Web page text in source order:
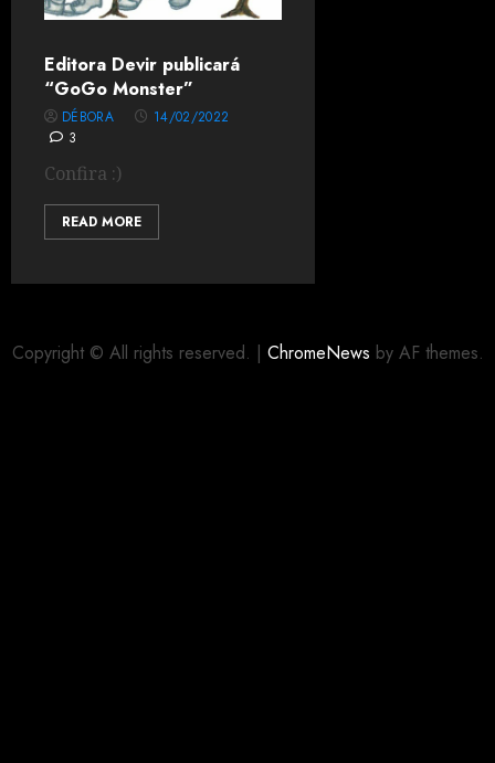
Editora Devir publicará
“GoGo Monster”
DÉBORA
14/02/2022
3
Confira :)
READ MORE
Copyright © All rights reserved. | ChromeNews by AF themes.